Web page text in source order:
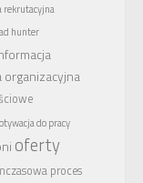
rekrutacyjna
hunter
organizacyjna
do pracy
oferty
proces